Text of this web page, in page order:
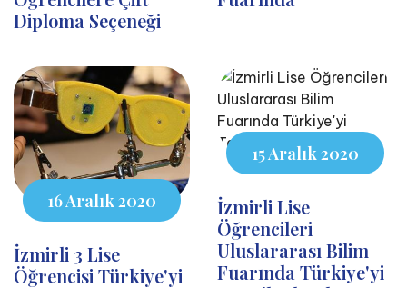
Diploma Seçeneği
16 Aralık 2020
İzmirli 3 Lise
Öğrencisi Türkiye'yi
15 Aralık 2020
İzmirli Lise
Öğrencileri
Uluslararası Bilim
Fuarında Türkiye'yi